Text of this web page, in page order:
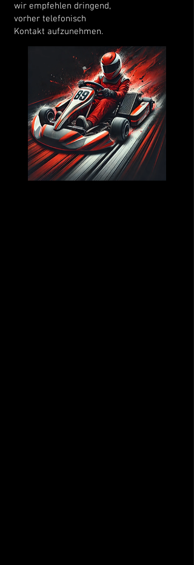
wir empfehlen dringend,
vorher telefonisch
Kontakt aufzunehmen.